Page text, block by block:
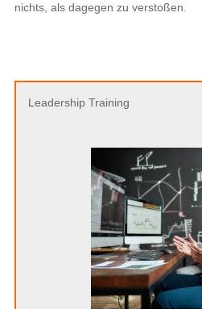
nichts, als dagegen zu verstoßen.
Leadership Training